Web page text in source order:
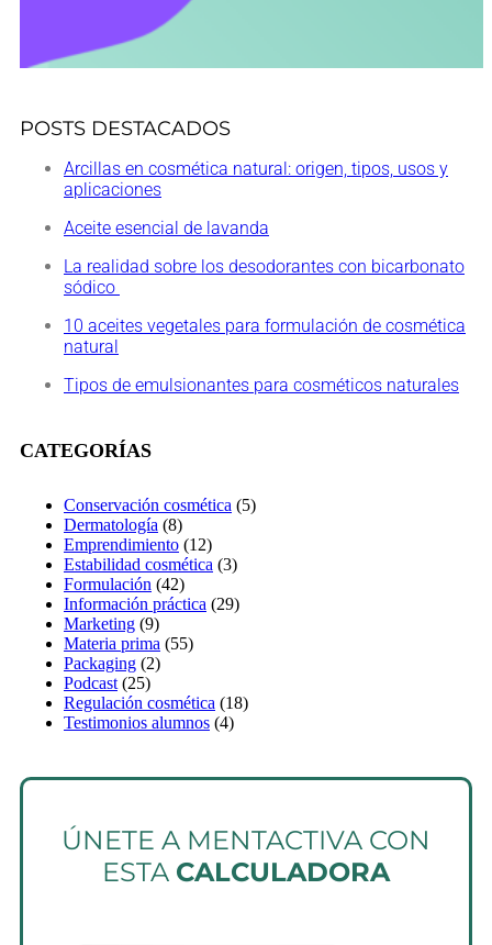
POSTS DESTACADOS
Arcillas en cosmética natural: origen, tipos, usos y
aplicaciones
Aceite esencial de lavanda
La realidad sobre los desodorantes con bicarbonato
sódico
10 aceites vegetales para formulación de cosmética
natural
Tipos de emulsionantes para cosméticos naturales
CATEGORÍAS
Conservación cosmética (5)
Dermatología (8)
Emprendimiento (12)
Estabilidad cosmética (3)
Formulación (42)
Información práctica (29)
Marketing (9)
Materia prima (55)
Packaging (2)
Podcast (25)
Regulación cosmética (18)
Testimonios alumnos (4)
ÚNETE A MENTACTIVA CON
ESTA CALCULADORA